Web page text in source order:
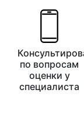
по вопросам
оценки у
специалиста